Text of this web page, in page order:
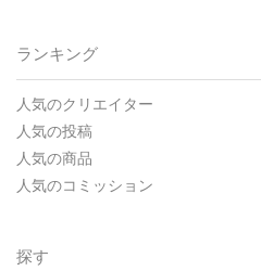
ランキング
人気のクリエイター
人気の投稿
人気の商品
人気のコミッション
探す